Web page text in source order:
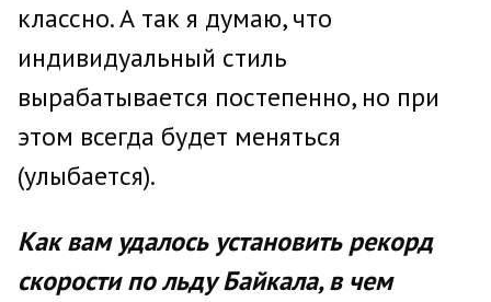
классно. А так я думаю, что
индивидуальный стиль
вырабатывается постепенно, но при
этом всегда будет меняться
(улыбается).
Как вам удалось установить рекорд
скорости по льду Байкала, в чем